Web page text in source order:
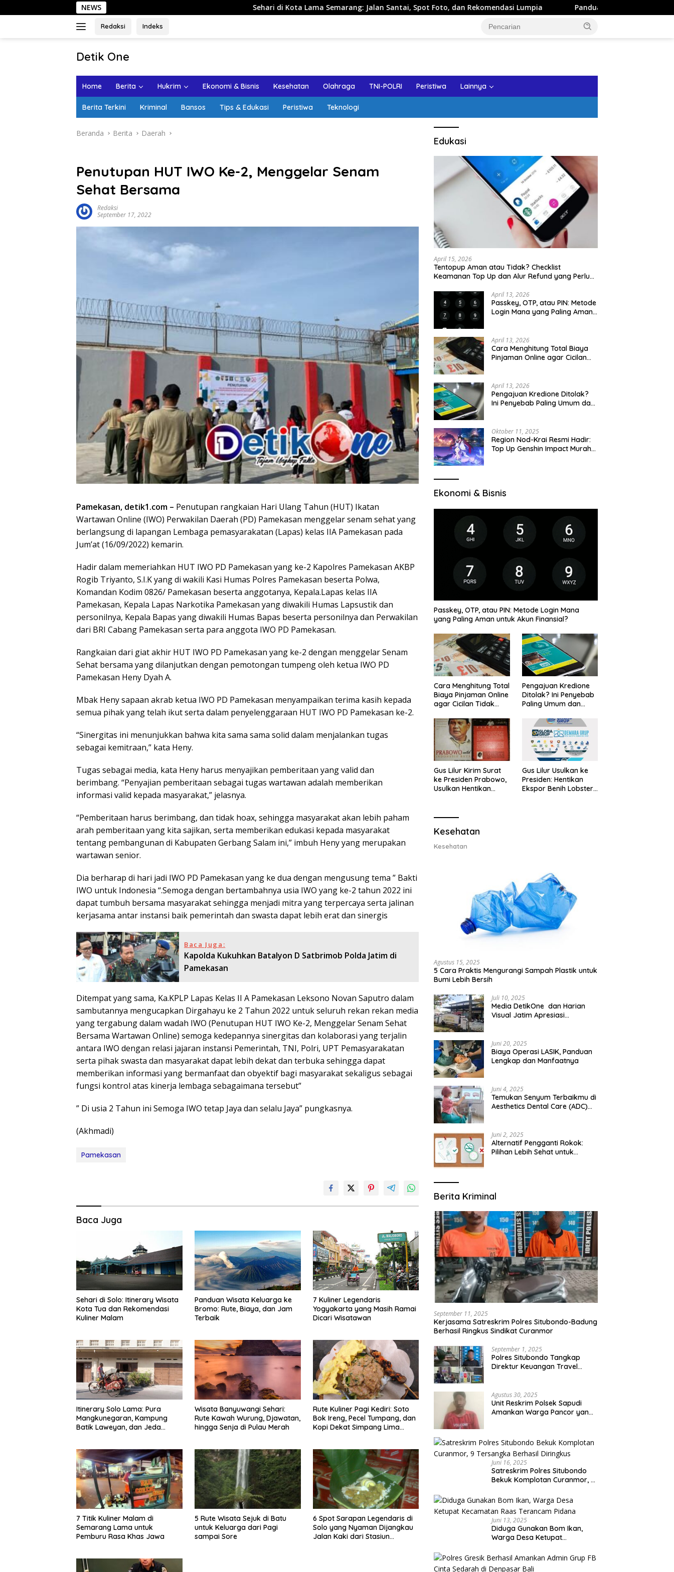
ke
NEWS Sehari di Kota Lama Semarang: Jalan Santai, Spot Foto, dan Rekomendasi Lumpia Panduan Wisata Keluarga ke Kota Batu:
Redaksi Indeks
Detik One
Ungkap
Home Berita Hukrim Ekonomi & Bisnis Kesehatan Olahraga TNI-POLRI Peristiwa Lainnya
Berita Terkini Kriminal Bansos Tips & Edukasi Peristiwa Teknologi
Beranda Berita Daerah
Penutupan HUT IWO Ke-2, Menggelar Senam
Sehat Bersama
Redaksi
September 17, 2022
Pamekasan, detik1.com – Penutupan rangkaian Hari Ulang Tahun (HUT) Ikatan
Wartawan Online (IWO) Perwakilan Daerah (PD) Pamekasan menggelar senam sehat yang
berlangsung di lapangan Lembaga pemasyarakatan (Lapas) kelas IIA Pamekasan pada
Jum’at (16/09/2022) kemarin.
Hadir dalam memeriahkan HUT IWO PD Pamekasan yang ke-2 Kapolres Pamekasan AKBP
Rogib Triyanto, S.I.K yang di wakili Kasi Humas Polres Pamekasan beserta Polwa,
Komandan Kodim 0826/ Pamekasan beserta anggotanya, Kepala.Lapas kelas IIA
Pamekasan, Kepala Lapas Narkotika Pamekasan yang diwakili Humas Lapsustik dan
personilnya, Kepala Bapas yang diwakili Humas Bapas beserta personilnya dan Perwakilan
dari BRI Cabang Pamekasan serta para anggota IWO PD Pamekasan.
Rangkaian dari giat akhir HUT IWO PD Pamekasan yang ke-2 dengan menggelar Senam
Sehat bersama yang dilanjutkan dengan pemotongan tumpeng oleh ketua IWO PD
Pamekasan Heny Dyah A.
Mbak Heny sapaan akrab ketua IWO PD Pamekasan menyampaikan terima kasih kepada
semua pihak yang telah ikut serta dalam penyelenggaraan HUT IWO PD Pamekasan ke-2.
“Sinergitas ini menunjukkan bahwa kita sama sama solid dalam menjalankan tugas
sebagai kemitraan,” kata Heny.
Tugas sebagai media, kata Heny harus menyajikan pemberitaan yang valid dan
berimbang. “Penyajian pemberitaan sebagai tugas wartawan adalah memberikan
informasi valid kepada masyarakat,” jelasnya.
“Pemberitaan harus berimbang, dan tidak hoax, sehingga masyarakat akan lebih paham
arah pemberitaan yang kita sajikan, serta memberikan edukasi kepada masyarakat
tentang pembangunan di Kabupaten Gerbang Salam ini,” imbuh Heny yang merupakan
wartawan senior.
Dia berharap di hari jadi IWO PD Pamekasan yang ke dua dengan mengusung tema ” Bakti
IWO untuk Indonesia “.Semoga dengan bertambahnya usia IWO yang ke-2 tahun 2022 ini
dapat tumbuh bersama masyarakat sehingga menjadi mitra yang terpercaya serta jalinan
kerjasama antar instansi baik pemerintah dan swasta dapat lebih erat dan sinergis
Baca Juga:
Kapolda Kukuhkan Batalyon D Satbrimob Polda Jatim di
Pamekasan
Ditempat yang sama, Ka.KPLP Lapas Kelas II A Pamekasan Leksono Novan Saputro dalam
sambutannya mengucapkan Dirgahayu ke 2 Tahun 2022 untuk seluruh rekan rekan media
yang tergabung dalam wadah IWO (Penutupan HUT IWO Ke-2, Menggelar Senam Sehat
Bersama Wartawan Online) semoga kedepannya sinergitas dan kolaborasi yang terjalin
antara IWO dengan relasi jajaran instansi Pemerintah, TNI, Polri, UPT Pemasyarakatan
serta pihak swasta dan masyarakat dapat lebih dekat dan terbuka sehingga dapat
memberikan informasi yang bermanfaat dan obyektif bagi masyarakat sekaligus sebagai
fungsi kontrol atas kinerja lembaga sebagaimana tersebut”
” Di usia 2 Tahun ini Semoga IWO tetap Jaya dan selalu Jaya” pungkasnya.
(Akhmadi)
Pamekasan
Baca Juga
Sehari di Solo: Itinerary Wisata
Kota Tua dan Rekomendasi
Kuliner Malam
Panduan Wisata Keluarga ke
Bromo: Rute, Biaya, dan Jam
Terbaik
7 Kuliner Legendaris
Yogyakarta yang Masih Ramai
Dicari Wisatawan
Itinerary Solo Lama: Pura
Mangkunegaran, Kampung
Batik Laweyan, dan Jeda
Wisata Banyuwangi Sehari:
Rute Kawah Wurung, Djawatan,
hingga Senja di Pulau Merah
Rute Kuliner Pagi Kediri: Soto
Bok Ireng, Pecel Tumpang, dan
Kopi Dekat Simpang Lima
7 Titik Kuliner Malam di
Semarang Lama untuk
Pemburu Rasa Khas Jawa
5 Rute Wisata Sejuk di Batu
untuk Keluarga dari Pagi
sampai Sore
6 Spot Sarapan Legendaris di
Solo yang Nyaman Dijangkau
Jalan Kaki dari Stasiun
Edukasi
April 15, 2026
Tentopup Aman atau Tidak? Checklist
Keamanan Top Up dan Alur Refund yang Perlu
April 13, 2026
Passkey, OTP, atau PIN: Metode
Login Mana yang Paling Aman
April 13, 2026
Cara Menghitung Total Biaya
Pinjaman Online agar Cicilan
April 13, 2026
Pengajuan Kredione Ditolak?
Ini Penyebab Paling Umum dan
Oktober 11, 2025
Region Nod-Krai Resmi Hadir:
Top Up Genshin Impact Murah
Ekonomi & Bisnis
Passkey, OTP, atau PIN: Metode Login Mana
yang Paling Aman untuk Akun Finansial?
Cara Menghitung Total
Biaya Pinjaman Online
agar Cicilan Tidak
Pengajuan Kredione
Ditolak? Ini Penyebab
Paling Umum dan
Gus Lilur Kirim Surat
ke Presiden Prabowo,
Usulkan Hentikan
Lobster 50 Gram
Gus Lilur Usulkan ke
Presiden: Hentikan
Ekspor Benih Lobster,
Kesehatan
Kesehatan
Agustus 15, 2025
5 Cara Praktis Mengurangi Sampah Plastik untuk
Bumi Lebih Bersih
Juli 10, 2025
Media DetikOne dan Harian
Visual Jatim Apresiasi
Juni 20, 2025
Biaya Operasi LASIK, Panduan
Lengkap dan Manfaatnya
Juni 4, 2025
Temukan Senyum Terbaikmu di
Aesthetics Dental Care (ADC)
Juni 2, 2025
Alternatif Pengganti Rokok:
Pilihan Lebih Sehat untuk
Berita Kriminal
September 11, 2025
Kerjasama Satreskrim Polres Situbondo-Badung
Berhasil Ringkus Sindikat Curanmor
September 1, 2025
Polres Situbondo Tangkap
Direktur Keuangan Travel
Agustus 30, 2025
Unit Reskrim Polsek Sapudi
Amankan Warga Pancor yang
Juni 16, 2025
Satreskrim Polres Situbondo
Bekuk Komplotan Curanmor, 9
Juni 13, 2025
Diduga Gunakan Bom Ikan,
Warga Desa Ketupat
Pidana